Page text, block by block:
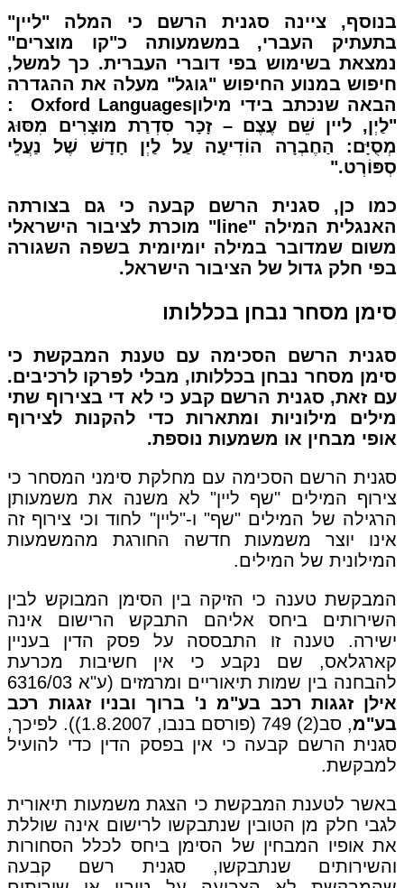
בנוסף, ציינה סגנית הרשם כי המלה "ליין"
בתעתיק העברי, במשמעותה כ"קו מוצרים"
נמצאת בשימוש בפי דוברי העברית. כך למשל,
חיפוש במנוע החיפוש "גוגל" מעלה את ההגדרה
הבאה שנכתב בידי מילוןOxford Languages :
"לַיְן, ליין שֵׁם עֶצֶם – זָכָר סִדְרַת מוּצָרִים מִסּוּג
מְסֻיָּם: הַחֶבְרָה הוֹדִיעָה עַל לַיְן חָדָשׁ שֶׁל נַעֲלֵי
סְפּוֹרְט."
כמו כן, סגנית הרשם קבעה כי גם בצורתה
האנגלית המילה "line" מוכרת לציבור הישראלי
משום שמדובר במילה יומיומית בשפה השגורה
בפי חלק גדול של הציבור הישראל.
סימן מסחר נבחן בכללותו
סגנית הרשם הסכימה עם טענת המבקשת כי
סימן מסחר נבחן בכללותו, מבלי לפרקו לרכיבים.
עם זאת, סגנית הרשם קבע כי לא די בצירוף שתי
מילים מילוניות ומתארות כדי להקנות לצירוף
אופי מבחין או משמעות נוספת.
סגנית הרשם הסכימה עם מחלקת סימני המסחר כי
צירוף המילים "שף ליין" לא משנה את משמעותן
הרגילה של המילים "שף" ו-"ליין" לחוד וכי צירוף זה
אינו יוצר משמעות חדשה החורגת מהמשמעות
המילונית של המילים.
המבקשת טענה כי הזיקה בין הסימן המבוקש לבין
השירותים ביחס אליהם התבקש הרישום אינה
ישירה. טענה זו התבססה על פסק הדין בעניין
קארגלאס, שם נקבע כי אין חשיבות מכרעת
להבחנה בין שמות תיאוריים ומרמזים (ע"א 6316/03
אילן זגגות רכב בע"מ נ' ברוך ובניו זגגות רכב
בע"מ
, סב(2) 749 (פורסם בנבו, 1.8.2007)). לפיכך,
סגנית הרשם קבעה כי אין בפסק הדין כדי להועיל
למבקשת.
באשר לטענת המבקשת כי הצגת משמעות תיאורית
לגבי חלק מן הטובין שנתבקשו לרישום אינה שוללת
את אופיו המבחין של הסימן ביחס לכלל הסחורות
והשירותים שנתבקשו, סגנית רשם קבעה